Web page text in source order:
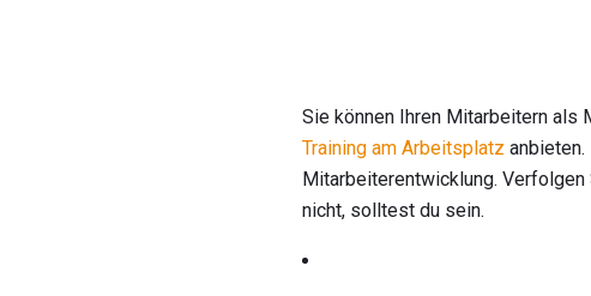
Sie können Ihren Mitarbeitern als
Training am Arbeitsplatz
Mitarbeiterentwicklung.
nicht, solltest du sein.